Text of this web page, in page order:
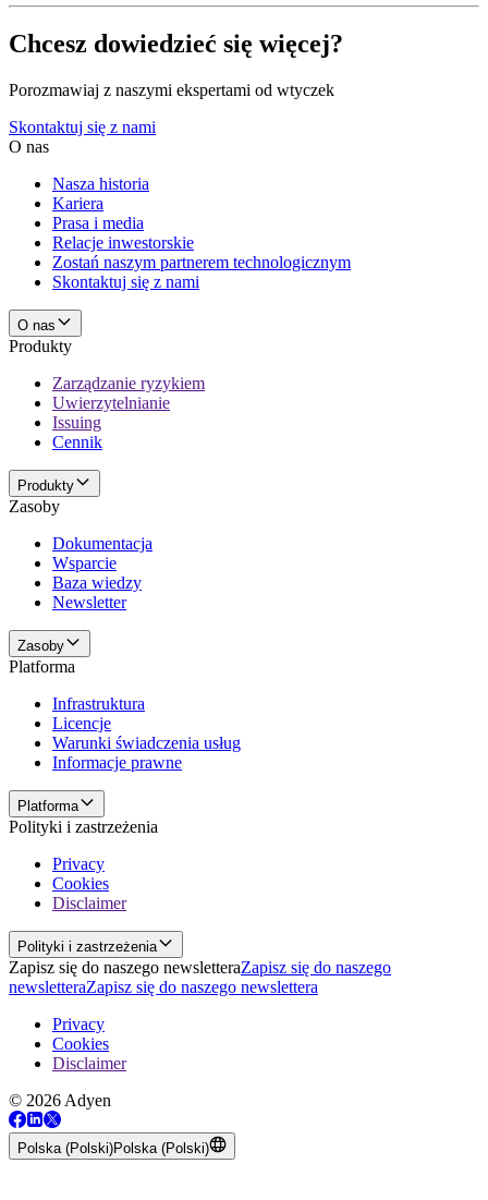
Chcesz dowiedzieć się więcej?
Porozmawiaj z naszymi ekspertami od wtyczek
Skontaktuj się z nami
O nas
Nasza historia
Kariera
Prasa i media
Relacje inwestorskie
Zostań naszym partnerem technologicznym
Skontaktuj się z nami
O nas
Produkty
Zarządzanie ryzykiem
Uwierzytelnianie
Issuing
Cennik
Produkty
Zasoby
Dokumentacja
Wsparcie
Baza wiedzy
Newsletter
Zasoby
Platforma
Infrastruktura
Licencje
Warunki świadczenia usług
Informacje prawne
Platforma
Polityki i zastrzeżenia
Privacy
Cookies
Disclaimer
Polityki i zastrzeżenia
Zapisz się do naszego newsletteraZapisz się do naszego
newsletteraZapisz się do naszego newslettera
Privacy
Cookies
Disclaimer
© 2026 Adyen
Polska (Polski)Polska (Polski)